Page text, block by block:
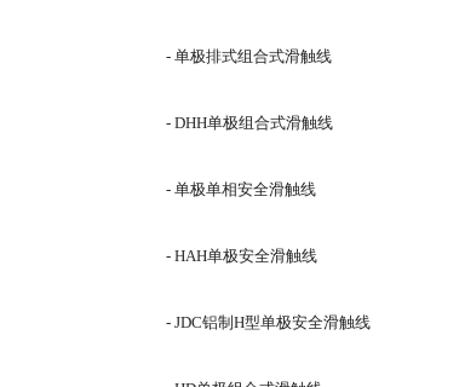
- 单极排式组合式滑触线
- DHH单极组合式滑触线
- 单极单相安全滑触线
- HAH单极安全滑触线
- JDC铝制H型单极安全滑触线